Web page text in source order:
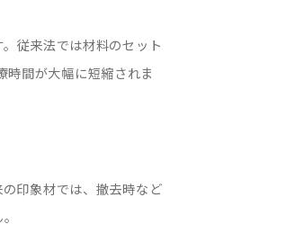
従来法では材料のセット
間が大幅に短縮されま
印象材では、撤去時など